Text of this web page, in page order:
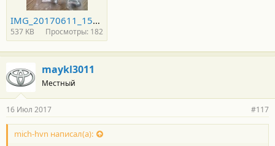
IMG_20170611_154641.jpg
537 KB Просмотры: 182
maykl3011
Местный
16 Июл 2017 #117
mich-hvn написал(а):